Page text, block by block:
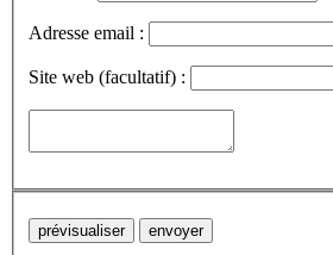
Adresse email :
Site web (facultatif) :